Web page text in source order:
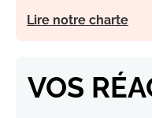
Lire notre charte
VOS